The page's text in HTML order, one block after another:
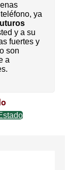
ya
y a su
fuertes y
son
a